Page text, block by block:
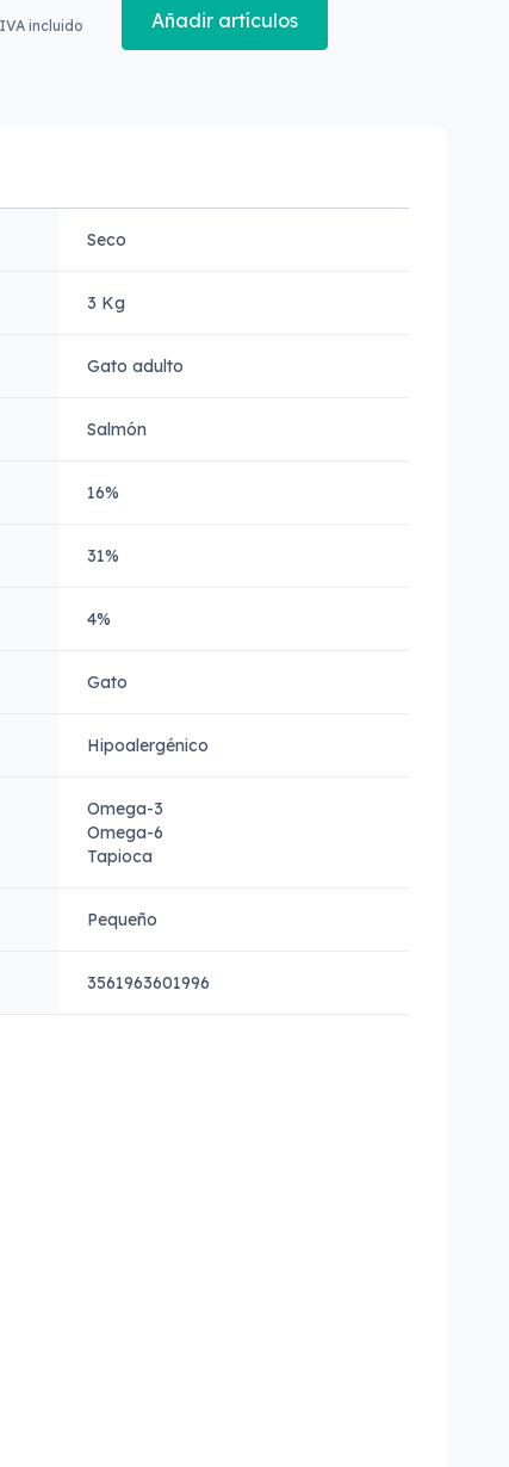
IVA incluido Añadir artículos
Seco
3 Kg
Gato adulto
Salmón
16%
31%
4%
Gato
Hipoalergénico
Omega-3
Omega-6
Tapioca
Pequeño
3561963601996